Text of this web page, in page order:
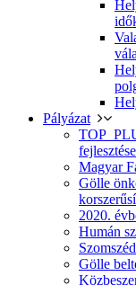
Pályázat
Magyar
Gölle
2020.
Humán
Gölle